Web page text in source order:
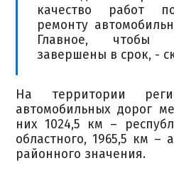
качество работ
ремонту
Главное, чтобы
завершены в срок, -
На территории
автомобильных дорог
них 1024,5 км –
областного, 1965,5 км –
районного значения.